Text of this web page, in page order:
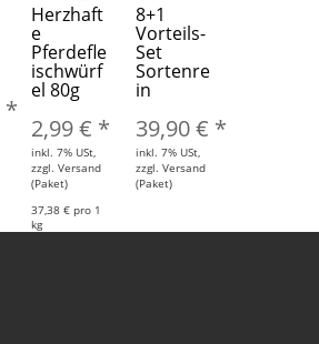
*
Herzhaft
e
Pferdefle
ischwürf
el 80g
2,99 € *
inkl. 7% USt,
zzgl. Versand
(Paket)
37,38 € pro 1
kg
8+1
Vorteils-
Set
Sortenre
in
39,90 € *
inkl. 7% USt,
zzgl. Versand
(Paket)